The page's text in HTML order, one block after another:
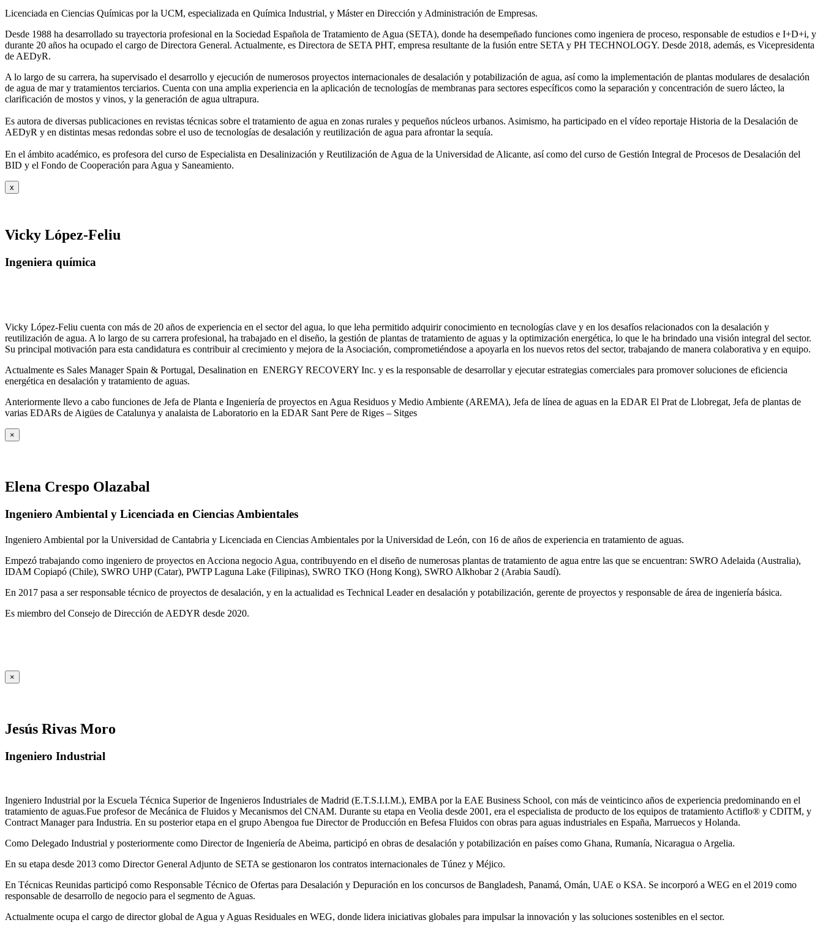
Licenciada en Ciencias Químicas por la UCM, especializada en Química Industrial, y Máster en Dirección y Administración de Empresas.
Desde 1988 ha desarrollado su trayectoria profesional en la Sociedad Española de Tratamiento de Agua (SETA), donde ha desempeñado funciones como ingeniera de proceso, responsable de estudios e I+D+i, y
durante 20 años ha ocupado el cargo de Directora General. Actualmente, es Directora de SETA PHT, empresa resultante de la fusión entre SETA y PH TECHNOLOGY. Desde 2018, además, es Vicepresidenta
de AEDyR.
A lo largo de su carrera, ha supervisado el desarrollo y ejecución de numerosos proyectos internacionales de desalación y potabilización de agua, así como la implementación de plantas modulares de desalación
de agua de mar y tratamientos terciarios. Cuenta con una amplia experiencia en la aplicación de tecnologías de membranas para sectores específicos como la separación y concentración de suero lácteo, la
clarificación de mostos y vinos, y la generación de agua ultrapura.
Es autora de diversas publicaciones en revistas técnicas sobre el tratamiento de agua en zonas rurales y pequeños núcleos urbanos. Asimismo, ha participado en el vídeo reportaje Historia de la Desalación de
AEDyR y en distintas mesas redondas sobre el uso de tecnologías de desalación y reutilización de agua para afrontar la sequía.
En el ámbito académico, es profesora del curso de Especialista en Desalinización y Reutilización de Agua de la Universidad de Alicante, así como del curso de Gestión Integral de Procesos de Desalación del
BID y el Fondo de Cooperación para Agua y Saneamiento.
x
Vicky López-Feliu
Ingeniera química
Vicky López-Feliu cuenta con más de 20 años de experiencia en el sector del agua, lo que leha permitido adquirir conocimiento en tecnologías clave y en los desafíos relacionados con la desalación y
reutilización de agua. A lo largo de su carrera profesional, ha trabajado en el diseño, la gestión de plantas de tratamiento de aguas y la optimización energética, lo que le ha brindado una visión integral del sector.
Su principal motivación para esta candidatura es contribuir al crecimiento y mejora de la Asociación, comprometiéndose a apoyarla en los nuevos retos del sector, trabajando de manera colaborativa y en equipo.
Actualmente es Sales Manager Spain & Portugal, Desalination en ENERGY RECOVERY Inc. y es la responsable de desarrollar y ejecutar estrategias comerciales para promover soluciones de eficiencia
energética en desalación y tratamiento de aguas.
Anteriormente llevo a cabo funciones de Jefa de Planta e Ingeniería de proyectos en Agua Residuos y Medio Ambiente (AREMA), Jefa de línea de aguas en la EDAR El Prat de Llobregat, Jefa de plantas de
varias EDARs de Aigües de Catalunya y analaista de Laboratorio en la EDAR Sant Pere de Riges – Sitges
×
Elena Crespo Olazabal
Ingeniero Ambiental y Licenciada en Ciencias Ambientales
Ingeniero Ambiental por la Universidad de Cantabria y Licenciada en Ciencias Ambientales por la Universidad de León, con 16 de años de experiencia en tratamiento de aguas.
Empezó trabajando como ingeniero de proyectos en Acciona negocio Agua, contribuyendo en el diseño de numerosas plantas de tratamiento de agua entre las que se encuentran: SWRO Adelaida (Australia),
IDAM Copiapó (Chile), SWRO UHP (Catar), PWTP Laguna Lake (Filipinas), SWRO TKO (Hong Kong), SWRO Alkhobar 2 (Arabia Saudí).
En 2017 pasa a ser responsable técnico de proyectos de desalación, y en la actualidad es Technical Leader en desalación y potabilización, gerente de proyectos y responsable de área de ingeniería básica.
Es miembro del Consejo de Dirección de AEDYR desde 2020.
×
Jesús Rivas Moro
Ingeniero Industrial
Ingeniero Industrial por la Escuela Técnica Superior de Ingenieros Industriales de Madrid (E.T.S.I.I.M.), EMBA por la EAE Business School, con más de veinticinco años de experiencia predominando en el
tratamiento de aguas.Fue profesor de Mecánica de Fluidos y Mecanismos del CNAM. Durante su etapa en Veolia desde 2001, era el especialista de producto de los equipos de tratamiento Actiflo® y CDITM, y
Contract Manager para Industria. En su posterior etapa en el grupo Abengoa fue Director de Producción en Befesa Fluidos con obras para aguas industriales en España, Marruecos y Holanda.
Como Delegado Industrial y posteriormente como Director de Ingeniería de Abeima, participó en obras de desalación y potabilización en países como Ghana, Rumanía, Nicaragua o Argelia.
En su etapa desde 2013 como Director General Adjunto de SETA se gestionaron los contratos internacionales de Túnez y Méjico.
En Técnicas Reunidas participó como Responsable Técnico de Ofertas para Desalación y Depuración en los concursos de Bangladesh, Panamá, Omán, UAE o KSA. Se incorporó a WEG en el 2019 como
responsable de desarrollo de negocio para el segmento de Aguas.
Actualmente ocupa el cargo de director global de Agua y Aguas Residuales en WEG, donde lidera iniciativas globales para impulsar la innovación y las soluciones sostenibles en el sector.